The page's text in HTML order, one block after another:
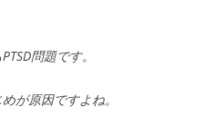
問題です。
が原因ですよね。